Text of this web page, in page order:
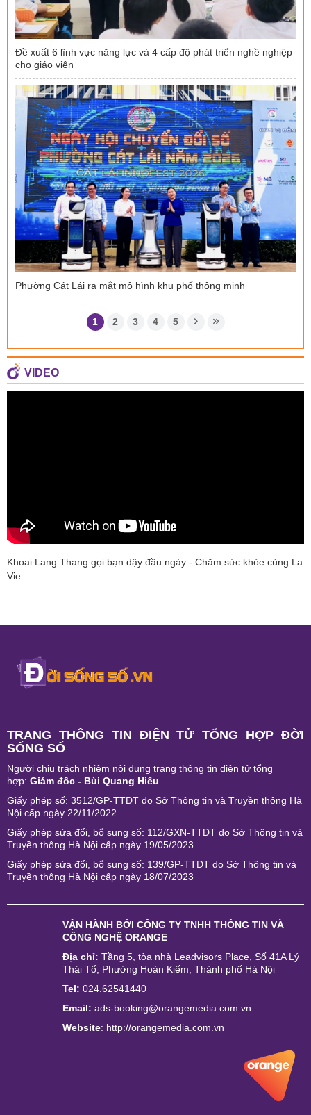
Đề xuất 6 lĩnh vực năng lực và 4 cấp độ phát triển nghề nghiệp
cho giáo viên
Phường Cát Lái ra mắt mô hình khu phố thông minh
1 2 3 4 5
VIDEO
Khoai Lang Thang gọi bạn dậy đầu ngày - Chăm sức khỏe cùng La
Vie
TRANG THÔNG TIN ĐIỆN TỬ TỔNG HỢP ĐỜI
SỐNG SỐ
Người chịu trách nhiệm nội dung trang thông tin điện tử tổng
hợp: Giám đốc - Bùi Quang Hiếu
Giấy phép số: 3512/GP-TTĐT do Sở Thông tin và Truyền thông Hà
Nội cấp ngày 22/11/2022
Giấy phép sửa đổi, bổ sung số: 112/GXN-TTĐT do Sở Thông tin và
Truyền thông Hà Nội cấp ngày 19/05/2023
Giấy phép sửa đổi, bổ sung số: 139/GP-TTĐT do Sở Thông tin và
Truyền thông Hà Nội cấp ngày 18/07/2023
VẬN HÀNH BỞI CÔNG TY TNHH THÔNG TIN VÀ
CÔNG NGHỆ ORANGE
Địa chỉ: Tầng 5, tòa nhà Leadvisors Place, Số 41A Lý
Thái Tổ, Phường Hoàn Kiếm, Thành phố Hà Nội
Tel: 024.62541440
Email: ads-booking@orangemedia.com.vn
Website: http://orangemedia.com.vn